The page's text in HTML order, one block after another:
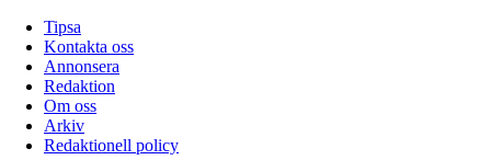
Tipsa
Kontakta oss
Annonsera
Redaktion
Om oss
Arkiv
Redaktionell policy